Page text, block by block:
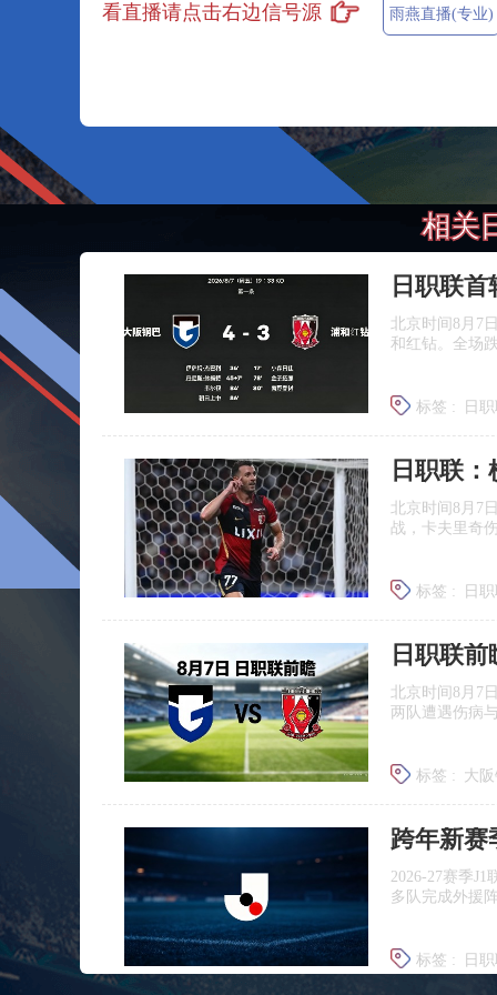
看直播请点击右边信号源 雨燕直播(专业)
相关
日职联
北京时间8月7
和红钻。全场
标签 : 日
北京时间8月7
战，卡夫里奇
标签 : 日
北京时间8月7
两队遭遇伤病
标签 : 大
浦和红钻
跨年新赛
2026‑27赛季
多队完成外援
标签 :
日